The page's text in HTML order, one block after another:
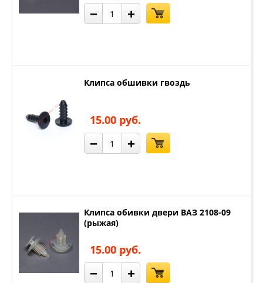
− +
Клипса обшивки гвоздь
15.00 руб.
− +
Клипса обивки двери ВАЗ 2108-09
(рыжая)
15.00 руб.
− +